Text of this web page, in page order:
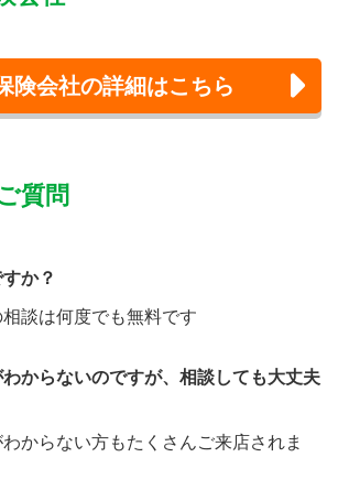
険会社の詳細はこちら
質問
か？
談は何度でも無料です
からないのですが、相談しても大丈夫
からない方もたくさんご来店されま